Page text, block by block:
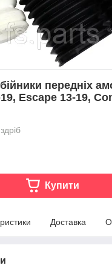
передніх
Escape 13-19,
Купити
Доставка